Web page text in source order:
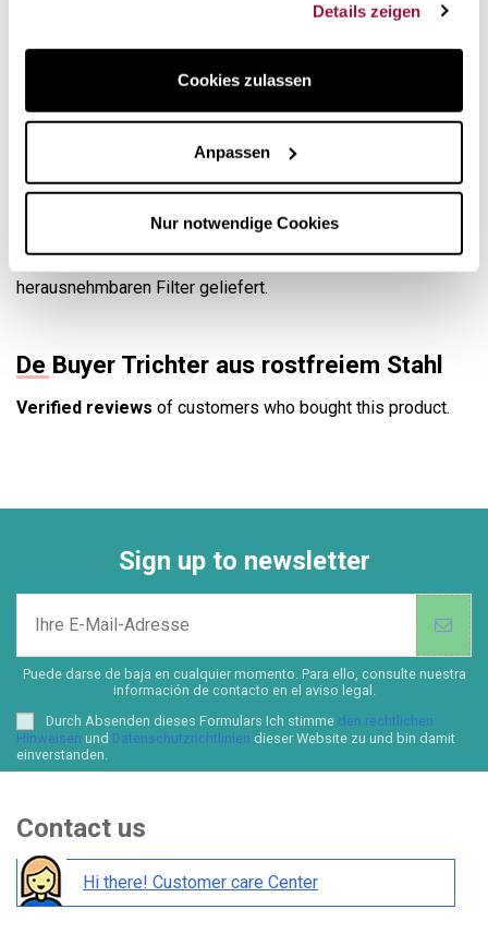
Details zeigen
Cookies zulassen
Anpassen
Nur notwendige Cookies
Hergestellt aus widerstandsfähigem Edelstahl
Praktischer Trichter aus rostfreiem Stahl, widerstandsfähig
Spülmaschinenfest. Kann für maximale Hygiene sterilisiert
herausnehmbaren Filter geliefert.
De Buyer Trichter aus rostfreiem Stahl
Verified reviews of customers who bought this product.
Sign up to newsletter
Puede darse de baja en cualquier momento. Para ello, consulte nuestra
información de contacto en el aviso legal.
Durch Absenden dieses Formulars Ich stimme den rechtlichen
Hinweisen und Datenschutzrichtlinien dieser Website zu und bin damit
einverstanden.
Contact us
Hi there! Customer care Center